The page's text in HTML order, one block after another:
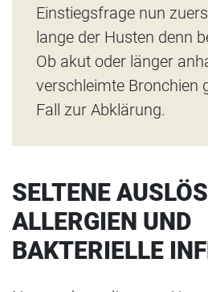
Einstiegsfrage nun
lange der Husten denn
Ob akut oder länger
verschleimte Bronchien
Fall zur Abklärung.
SELTENE
ALLERGIEN UND
BAKTERIELLE